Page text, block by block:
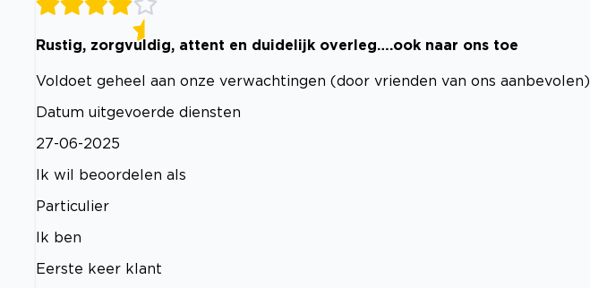
Rustig, zorgvuldig, attent en duidelijk overleg….ook naar ons toe
Voldoet geheel aan onze verwachtingen (door vrienden van ons aanbevolen)
Datum uitgevoerde diensten
27-06-2025
Ik wil beoordelen als
Particulier
Ik ben
Eerste keer klant